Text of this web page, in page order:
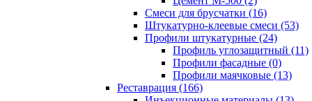
Смеси для брусчатки (16)
Штукатурно-клеевые смеси (53)
Профили штукатурные (24)
Профиль углозащитный (11)
Профили фасадные (0)
Профили маячковые (13)
Реставрация (166)